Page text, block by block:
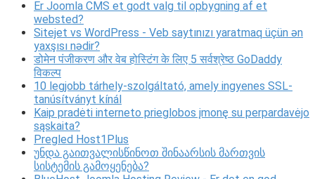
Er Joomla CMS et godt valg til opbygning af et
websted?
Sitejet vs WordPress - Veb saytınızı yaratmaq üçün ən
yaxşısı nədir?
डोमेन पंजीकरण और वेब होस्टिंग के लिए 5 सर्वश्रेष्ठ GoDaddy
विकल्प
10 legjobb tárhely-szolgáltató, amely ingyenes SSL-
tanúsítványt kínál
Kaip pradėti interneto prieglobos įmonę su perpardavėjo
sąskaita?
Pregled Host1Plus
უნდა გაითვალისწინოთ შინაარსის მართვის
სისტემის გამოყენება?